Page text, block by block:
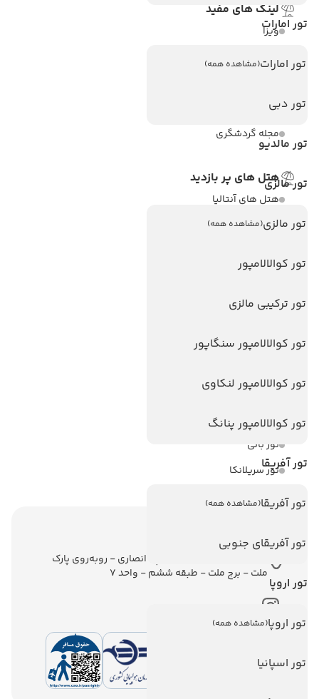
تور امارات
تور امارات(مشاهده همه)
تور دبی
تور مالدیو
تور مالزی
تور مالزی(مشاهده همه)
تور کوالالامپور
تور ترکیبی مالزی
تور کوالالامپور سنگاپور
تور کوالالامپور لنکاوی
تور کوالالامپور پنانگ
تور آفریقا
تور آفریقا(مشاهده همه)
تور آفریقای جنوبی
تور اروپا
تور اروپا(مشاهده همه)
تور اسپانیا
لینک های مفید
ویزا
ویزا کانادا
تماس با ما
مجله گردشگری
هتل های پر بازدید
هتل های آنتالیا
هتل های استانبول
هتل های سریلانکا
تورهای پربازدید
تور آنتالیا
تور پوکت
تور بالی
تور سریلانکا
تهران - ولیعصر - نبش کوچه انصاری - روبه‌روی پارک
ملت - برج ملت - طبقه ششم - واحد 7